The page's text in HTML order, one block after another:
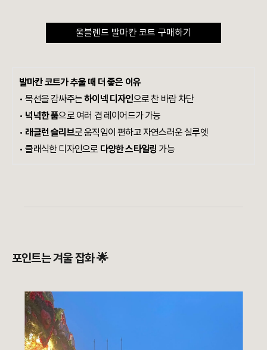
울블렌드 발마칸 코트 구매하기
발마칸 코트가 추울 때 더 좋은 이유
• 목선을 감싸주는하이넥 디자인으로 찬 바람 차단
• 넉넉한 품으로 여러 겹 레이어드가 가능
• 래글런 슬리브로 움직임이 편하고 자연스러운 실루엣
•클래식한 디자인으로 다양한 스타일링 가능
포인트는 겨울 잡화 🌟